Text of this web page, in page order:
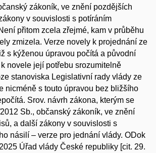
zákoník, ve znění pozdějších
v souvislosti s potíráním
přitom zcela zřejmé, kam v průběhu
zmizela. Verze novely k projednání ze
s kýženou úpravou počítá a původní
novele její potřebu srozumitelně
stanoviska Legislativní rady vlády ze
nicméně s touto úpravou bez bližšího
Srov. návrh zákona, kterým se
Sb., občanský zákoník, ve znění
a další zákony v souvislosti s
násilí – verze pro jednání vlády. ODok
Úřad vlády České republiky [cit. 29.